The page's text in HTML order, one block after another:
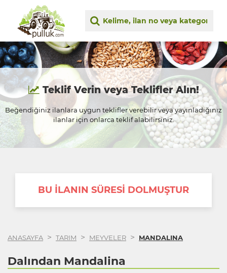
Teklif Verin veya Teklifler Alın!
Beğendiğiniz ilanlara uygun teklifler verebilir veya yayınladığınız
ilanlar için onlarca teklif alabilirsiniz.
BU İLANIN SÜRESİ DOLMUŞTUR
ANASAYFA > TARIM > MEYVELER > MANDALINA
Dalından Mandalina